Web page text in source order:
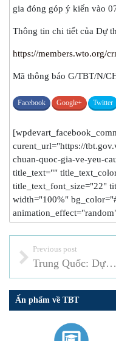
gia đóng góp ý kiến vào
Thông tin chi tiết của Dự
https://members.wto.org/
Mã thông báo G/TBT/N/
Facebook Google+ Twitter
curent_url="https://
chuan-quoc-gia-ve-yeu-
title_text=""
title_text_font_size="22"
width="100%"
Previous post
Trung Quốc: Dự thảo Tiêu chuẩn quốc gia đối với giá trị tối thiểu cho phép về hiệu quả năng lượng và cấp năng lượng cho máy vi tính
Ấn phẩm về TBT